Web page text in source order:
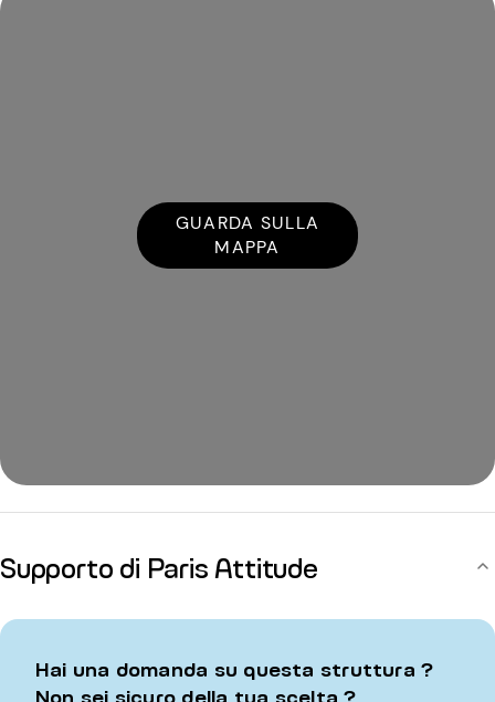
GUARDA SULLA
MAPPA
Supporto di Paris Attitude
Hai una domanda su questa struttura ?
Non sei sicuro della tua scelta ?